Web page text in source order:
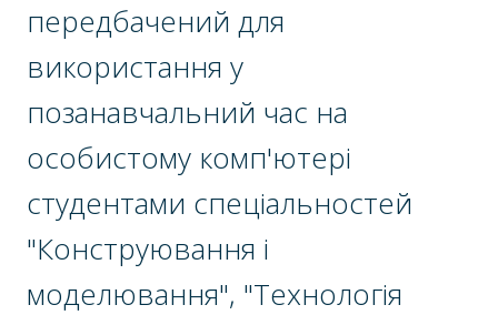
передбачений для
використання у
позанавчальний час на
особистому комп'ютері
студентами спеціальностей
"Конструювання і
моделювання", "Технологія